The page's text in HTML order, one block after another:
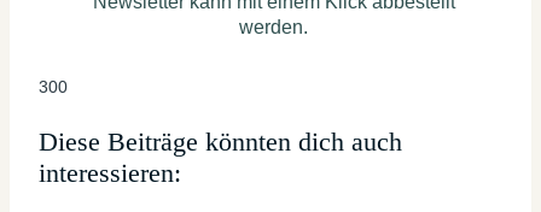
300
Diese Beiträge könnten dich auch
interessieren: